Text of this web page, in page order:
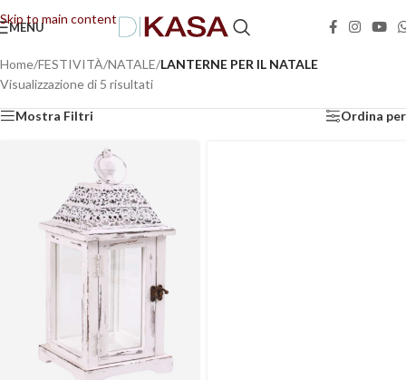
Skip to main content
📢 Dal 08/08/2026 al 23/08/2026 (compresi) gli ordini saranno evasi con tempi di
MENU
Home/FESTIVITÀ/NATALE/LANTERNE PER IL NATALE
Visualizzazione di 5 risultati
Mostra Filtri Ordina per